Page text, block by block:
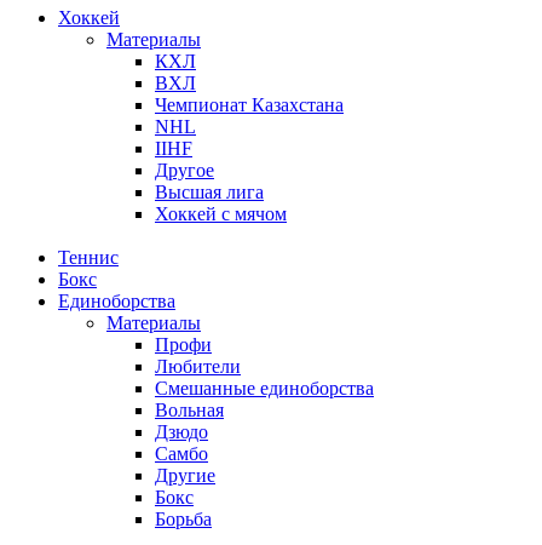
Хоккей
Материалы
КХЛ
ВХЛ
Чемпионат Казахстана
NHL
IIHF
Другое
Высшая лига
Хоккей с мячом
Теннис
Бокс
Единоборства
Материалы
Профи
Любители
Смешанные единоборства
Вольная
Дзюдо
Самбо
Другие
Бокс
Борьба